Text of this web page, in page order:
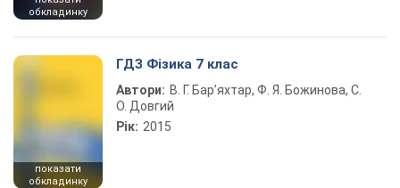
обкладинку
показати
обкладинку
ГДЗ Фізика 7 клас
Автори: В. Г. Бар’яхтар, Ф. Я. Божинова, С.
О. Довгий
Рік: 2015